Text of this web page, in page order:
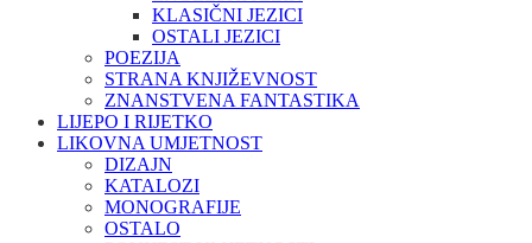
KLASIČNI JEZICI
OSTALI JEZICI
POEZIJA
STRANA KNJIŽEVNOST
ZNANSTVENA FANTASTIKA
LIJEPO I RIJETKO
LIKOVNA UMJETNOST
DIZAJN
KATALOZI
MONOGRAFIJE
OSTALO